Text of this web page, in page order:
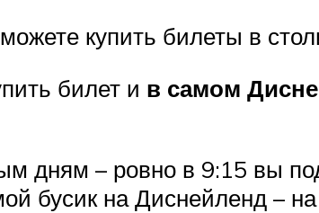
купить билеты в
билет и в самом
дням – ровно в 9:15 вы
бусик на Диснейленд